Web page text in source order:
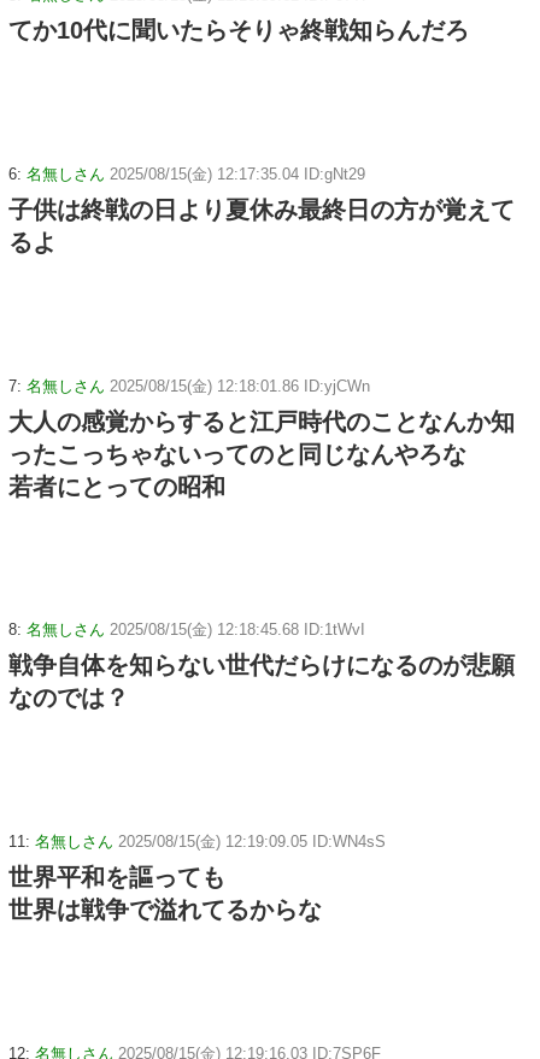
てか10代に聞いたらそりゃ終戦知らんだろ
6: 名無しさん 2025/08/15(金) 12:17:35.04 ID:gNt29
子供は終戦の日より夏休み最終日の方が覚えて
るよ
7: 名無しさん 2025/08/15(金) 12:18:01.86 ID:yjCWn
大人の感覚からすると江戸時代のことなんか知
ったこっちゃないってのと同じなんやろな
若者にとっての昭和
8: 名無しさん 2025/08/15(金) 12:18:45.68 ID:1tWvI
戦争自体を知らない世代だらけになるのが悲願
なのでは？
11: 名無しさん 2025/08/15(金) 12:19:09.05 ID:WN4sS
世界平和を謳っても
世界は戦争で溢れてるからな
12: 名無しさん 2025/08/15(金) 12:19:16.03 ID:7SP6F